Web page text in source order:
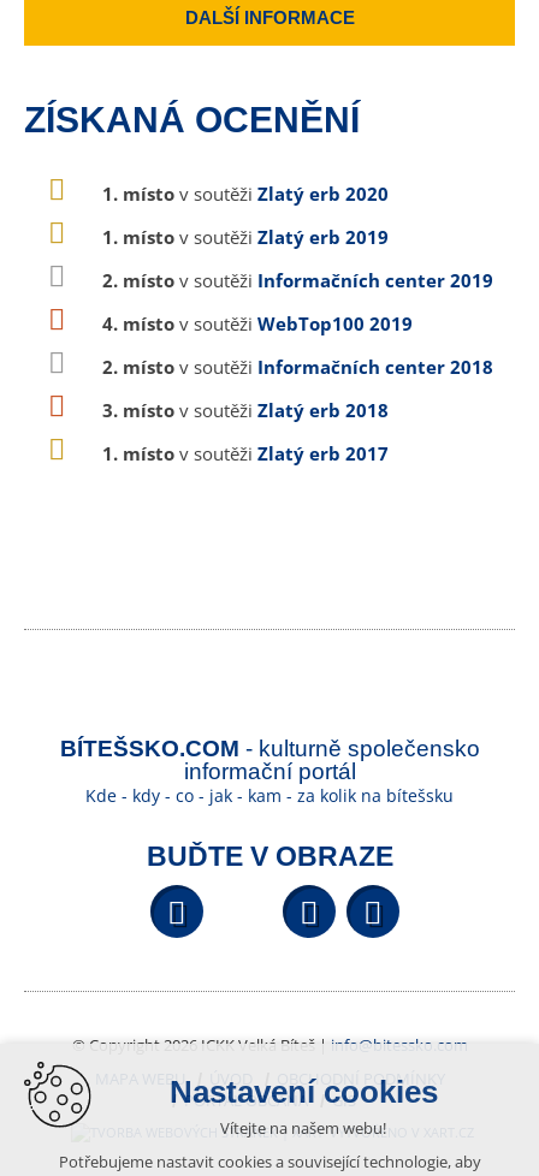
DALŠÍ INFORMACE
ZÍSKANÁ OCENĚNÍ
1. místo v soutěži Zlatý erb 2020
1. místo v soutěži Zlatý erb 2019
2. místo v soutěži Informačních center 2019
4. místo v soutěži WebTop100 2019
2. místo v soutěži Informačních center 2018
3. místo v soutěži Zlatý erb 2018
1. místo v soutěži Zlatý erb 2017
BÍTEŠSKO.COM - kulturně společensko
informační portál
Kde - kdy - co - jak - kam - za kolik na bítešsku
BUĎTE V OBRAZE
Facebook YouTube
© Copyright 2026 ICKK Velká Bíteš | info@bitessko.com
MAPA WEBU
ÚVOD
OBCHODNÍ PODMÍNKY
PORTÁL OBČANA
GIS
VYTVOŘENO V XART.CZ
Nastavení cookies
Vítejte na našem webu!
Potřebujeme nastavit cookies a související technologie, aby